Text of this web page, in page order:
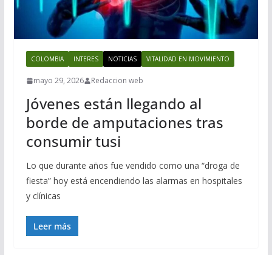
COLOMBIA INTERES NOTICIAS VITALIDAD EN MOVIMIENTO
mayo 29, 2026 Redaccion web
Jóvenes están llegando al
borde de amputaciones tras
consumir tusi
Lo que durante años fue vendido como una “droga de
fiesta” hoy está encendiendo las alarmas en hospitales
y clínicas
Leer más